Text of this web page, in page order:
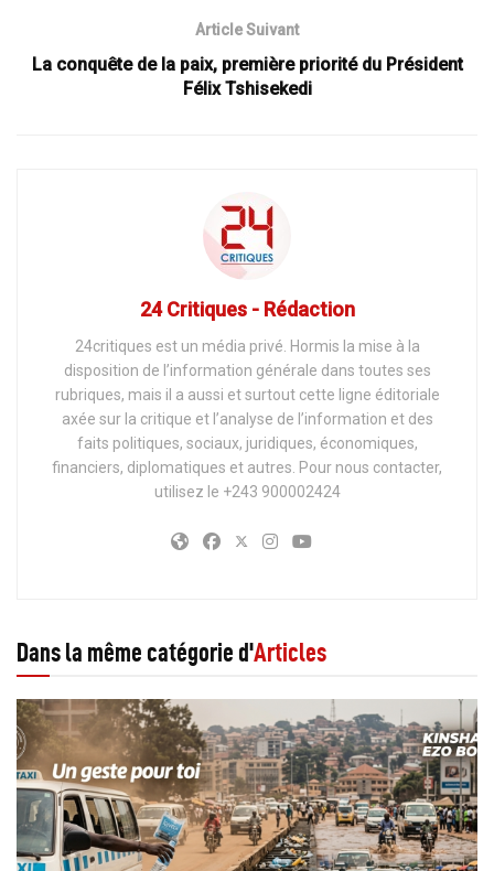
Article Suivant
La conquête de la paix, première priorité du Président
Félix Tshisekedi
24 Critiques - Rédaction
24critiques est un média privé. Hormis la mise à la
disposition de l’information générale dans toutes ses
rubriques, mais il a aussi et surtout cette ligne éditoriale
axée sur la critique et l’analyse de l’information et des
faits politiques, sociaux, juridiques, économiques,
financiers, diplomatiques et autres. Pour nous contacter,
utilisez le +243 900002424
Dans la même catégorie d'Articles